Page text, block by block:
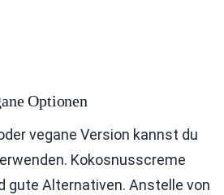
Optionen
vegane Version kannst du
Kokosnusscreme
gute Alternativen. Anstelle von